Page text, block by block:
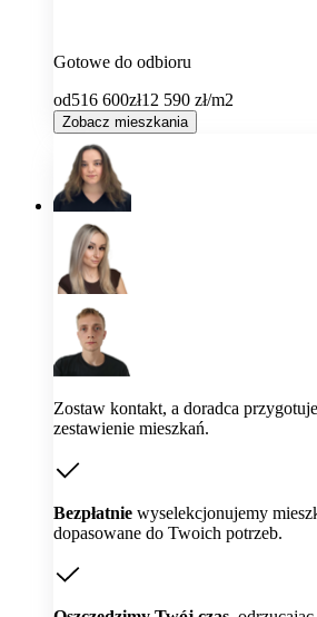
Gotowe do odbioru
od516 600zł12 590 zł/m2
Zobacz mieszkania
Zostaw kontakt, a doradca
zestawienie mieszkań.
Bezpłatnie wyselekcjonujemy
dopasowane do Twoich potrzeb.